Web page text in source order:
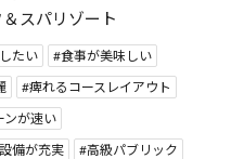
スパリゾート
たい
食事が美味しい
痺れるコースレイアウト
ンが速い
備が充実
高級パブリック